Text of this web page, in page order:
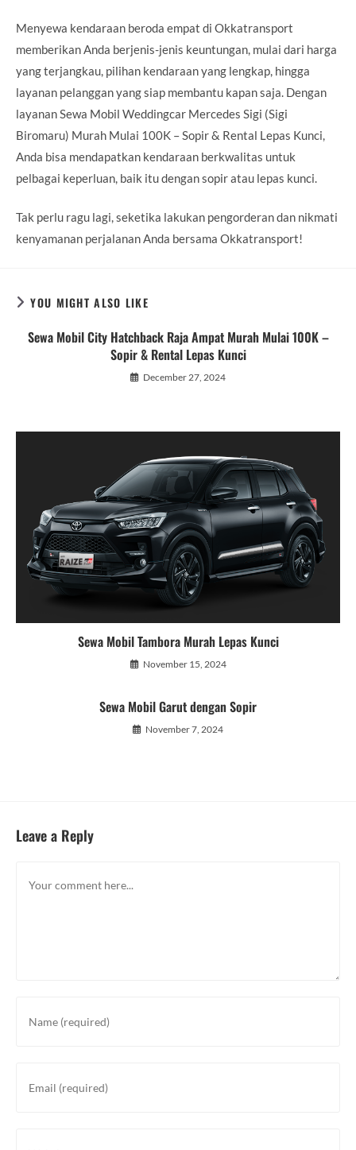
Menyewa kendaraan beroda empat di Okkatransport
memberikan Anda berjenis-jenis keuntungan, mulai dari harga
yang terjangkau, pilihan kendaraan yang lengkap, hingga
layanan pelanggan yang siap membantu kapan saja. Dengan
layanan Sewa Mobil Weddingcar Mercedes Sigi (Sigi
Biromaru) Murah Mulai 100K – Sopir & Rental Lepas Kunci,
Anda bisa mendapatkan kendaraan berkwalitas untuk
pelbagai keperluan, baik itu dengan sopir atau lepas kunci.
Tak perlu ragu lagi, seketika lakukan pengorderan dan nikmati
kenyamanan perjalanan Anda bersama Okkatransport!
YOU MIGHT ALSO LIKE
Sewa Mobil City Hatchback Raja Ampat Murah Mulai 100K –
Sopir & Rental Lepas Kunci
December 27, 2024
Sewa Mobil Tambora Murah Lepas Kunci
November 15, 2024
Sewa Mobil Garut dengan Sopir
November 7, 2024
Leave a Reply
your
username
your